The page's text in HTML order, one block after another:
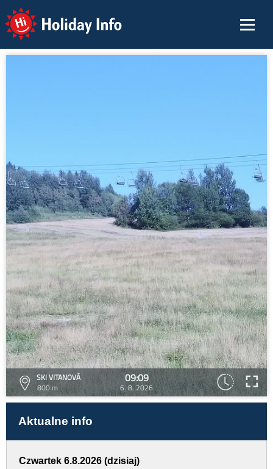
Holiday Info
SKI VITANOVÁ
800 m
09:09
6. 8. 2026
Aktualne info
Czwartek 6.8.2026 (dzisiaj)